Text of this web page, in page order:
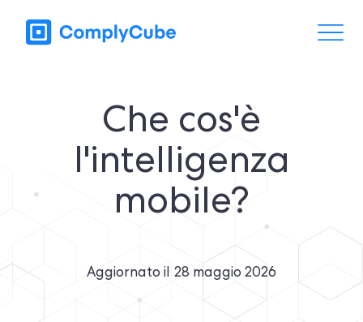
Che cos'è
l'intelligenza
mobile?
Aggiornato il 28 maggio 2026